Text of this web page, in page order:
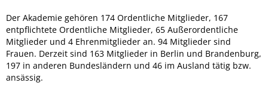
Der Akademie gehören 174 Ordentliche Mitglieder, 167
entpflichtete Ordentliche Mitglieder, 65 Außerordentliche
Mitglieder und 4 Ehrenmitglieder an. 94 Mitglieder sind
Frauen. Derzeit sind 163 Mitglieder in Berlin und Brandenburg,
197 in anderen Bundesländern und 46 im Ausland tätig bzw.
ansässig.